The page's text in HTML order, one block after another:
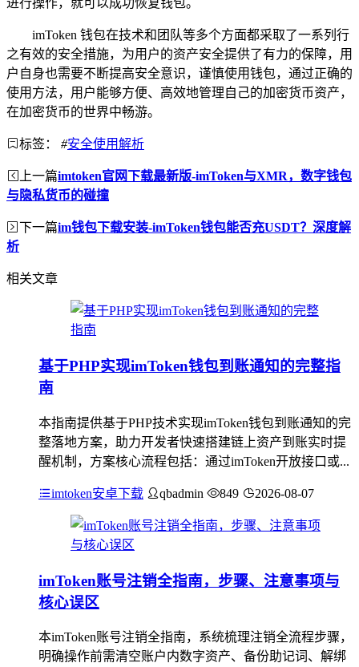
进行操作，就可以成功恢复钱包。
imToken 钱包在技术和团队等多个方面都采取了一系列行
之有效的安全措施，为用户的资产安全提供了有力的保障，用
户自身也需要不断提高安全意识，谨慎使用钱包，通过正确的
使用方法，用户能够方便、高效地管理自己的加密货币资产，
在加密货币的世界中畅游。
标签： #安全使用解析
上一篇imtoken官网下载最新版-imToken与XMR，数字钱包
与隐私货币的碰撞
下一篇im钱包下载安装-imToken钱包能否充USDT？深度解
析
相关文章
基于PHP实现imToken钱包到账通知的完整指
南
本指南提供基于PHP技术实现imToken钱包到账通知的完
整落地方案，助力开发者快速搭建链上资产到账实时提
醒机制，方案核心流程包括：通过imToken开放接口或...
imtoken安卓下载 qbadmin 849 2026-08-07
imToken账号注销全指南，步骤、注意事项与
核心误区
本imToken账号注销全指南，系统梳理注销全流程步骤，
明确操作前需清空账户内数字资产、备份助记词、解绑